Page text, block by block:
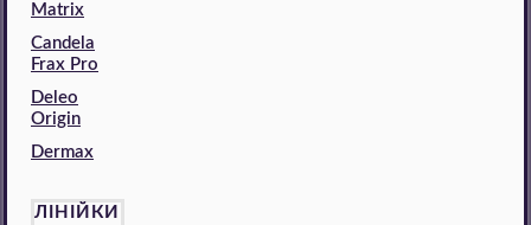
Matrix
Candela
Frax Pro
Deleo
Origin
Dermax
ЛІНІЙКИ